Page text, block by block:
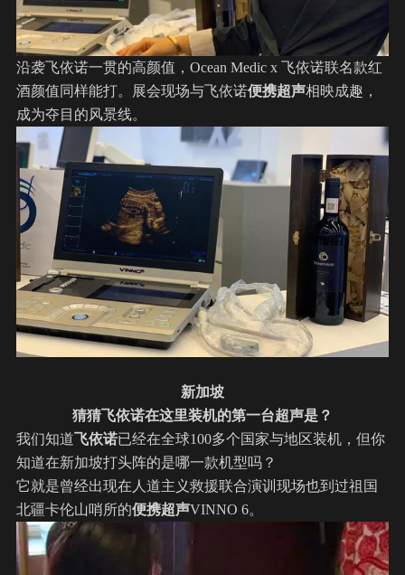
沿袭飞依诺一贯的高颜值，Ocean Medic x 飞依诺联名款红
酒颜值同样能打。展会现场与飞依诺便携超声相映成趣，
成为夺目的风景线。
新加坡
猜猜飞依诺在这里装机的第一台超声是？
我们知道飞依诺已经在全球100多个国家与地区装机，但你
知道在新加坡打头阵的是哪一款机型吗？
它就是曾经出现在人道主义救援联合演训现场也到过祖国
北疆卡伦山哨所的便携超声VINNO 6。